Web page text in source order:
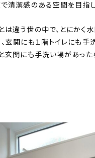
清潔感のある空間を目指し
違う世の中で、とにかく
玄関にも１階トイレにも手
玄関にも手洗い場があっ